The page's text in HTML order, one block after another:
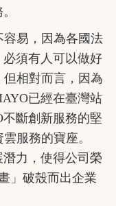
易，因為各國法
須有人可以做好
相對而言，因為
已經在臺灣站
斷創新服務的堅
服務的寶座。
力，使得公司榮
」破殼而出企業